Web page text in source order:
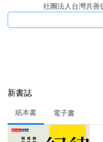
社團法人台灣共
版 /
新書誌
紙本書 電子書